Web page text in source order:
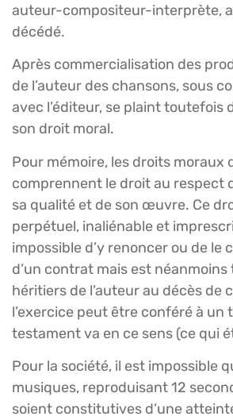
auteur-compositeur-interprète,
décédé.
Après commercialisation des
de l’auteur des chansons, sous
avec l’éditeur, se plaint toutefois
son droit moral.
Pour mémoire, les droits moraux
comprennent le droit au respect
sa qualité et de son œuvre. Ce
perpétuel, inaliénable et
impossible d’y renoncer ou de le
d’un contrat mais est
héritiers de l’auteur au décès de
l’exercice peut être conféré à un
testament va en ce sens (ce qui
Pour la société, il est impossible
musiques, reproduisant 12
soient constitutives d’une